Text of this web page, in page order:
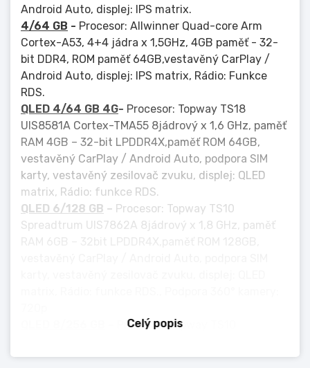
Android Auto, displej: IPS matrix.
4/64 GB - Procesor: Allwinner Quad-core Arm
Cortex-A53, 4+4 jádra x 1,5GHz, 4GB paměť - 32-
bit DDR4, ROM paměť 64GB,vestavěný CarPlay /
Android Auto, displej: IPS matrix, Rádio: Funkce
RDS.
QLED 4/64 GB 4G- Procesor: Topway TS18
UIS8581A Cortex-TMA55 8jádrový x 1,6 GHz, paměť
RAM 4GB – 32-bit LPDDR4X,paměť ROM 64GB,
vestavěný CarPlay / Android Auto, podpora SIM
karty, vestavěný zesilovač zvuku, displej: QLED
matrix, Rádio: funkce RDS.
QLED 6/128 GB – Procesor: Topway TS10
Spreadtrum UIS7862A 8jádrový x 1,8 GHz, paměť
Procesor: Topway TS10
RAM 8GB – 32bit LPDDR4X,paměť ROM 256GB,
Celý popis